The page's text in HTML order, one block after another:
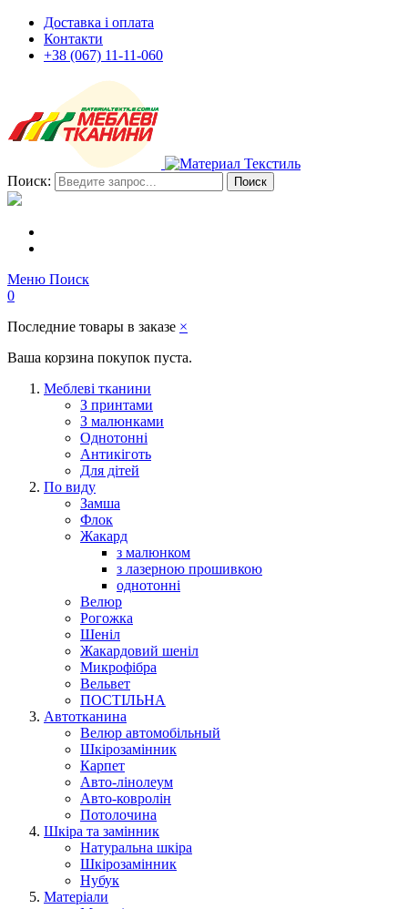
Доставка і оплата
Контакти
+38 (067) 11-11-060
Поиск: Поиск
Меню Поиск
0
Последние товары в заказе ×
Ваша корзина покупок пуста.
Меблеві тканини
З принтами
З малюнками
Однотонні
Антикіготь
Для дітей
По виду
Замша
Флок
Жакард
з малюнком
з лазерною прошивкою
однотонні
Велюр
Рогожка
Шеніл
Жакардовий шеніл
Микрофібра
Вельвет
ПОСТІЛЬНА
Автотканина
Велюр автомобільный
Шкірозамінник
Карпет
Авто-лінолеум
Авто-ковролін
Потолочина
Шкіра та замінник
Натуральна шкіра
Шкірозамінник
Нубук
Матеріали